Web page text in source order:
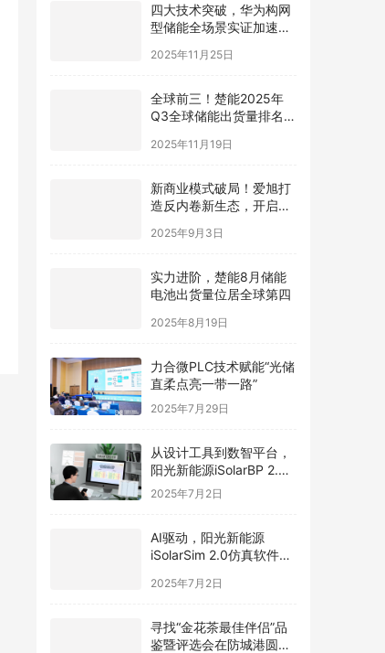
四大技术突破，华为构网
型储能全场景实证加速新
2025年11月25日
全球前三！楚能2025年
Q3全球储能出货量排名再
2025年11月19日
新商业模式破局！爱旭打
造反内卷新生态，开启光
2025年9月3日
实力进阶，楚能8月储能
电池出货量位居全球第四
2025年8月19日
力合微PLC技术赋能“光储
直柔点亮一带一路”
2025年7月29日
从设计工具到数智平台，
阳光新能源iSolarBP 2.0
重塑分布式电站设计范
2025年7月2日
AI驱动，阳光新能源
iSolarSim 2.0仿真软件引
2025年7月2日
寻找“金花茶最佳伴侣”品
鉴暨评选会在防城港圆满